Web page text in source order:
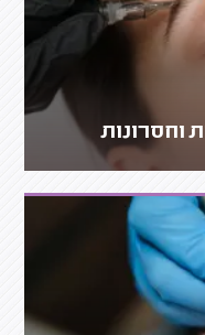
וחסרונות